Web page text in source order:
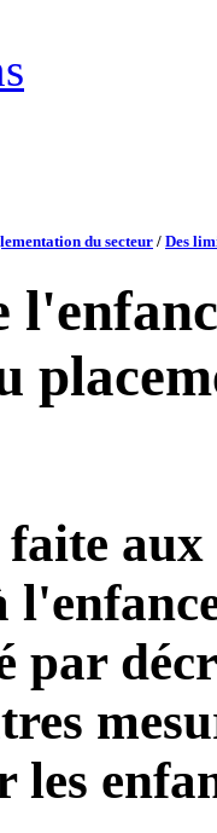
du secteur / Des
par
les